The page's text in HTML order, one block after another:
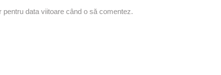
data viitoare când o să comentez.